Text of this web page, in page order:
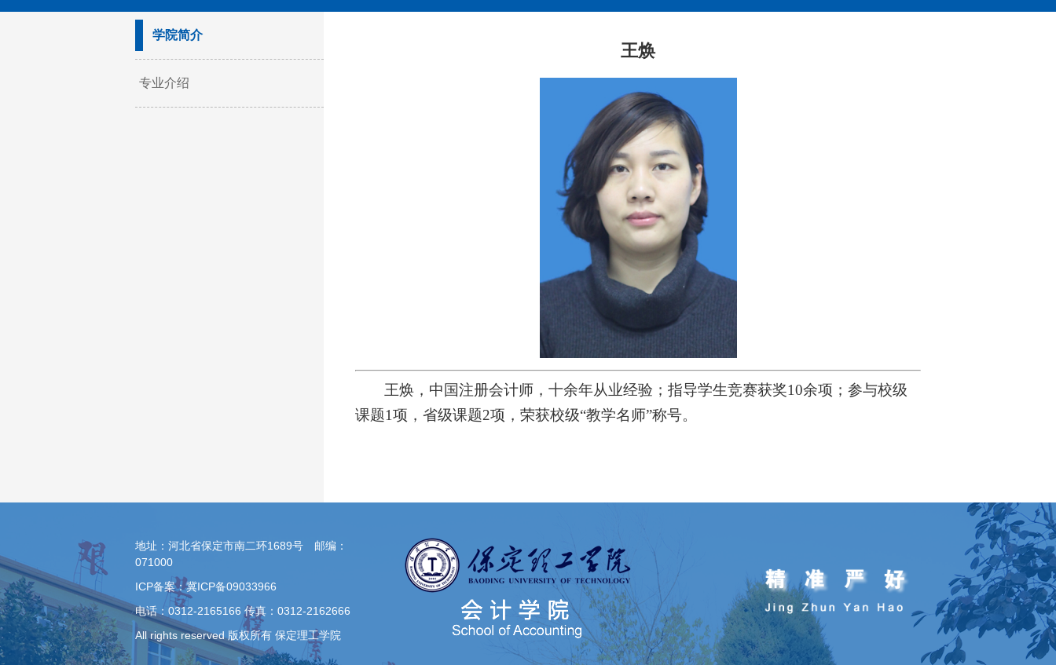
学院简介
专业介绍
王焕
王焕，中国注册会计师，十余年从业经验；指导学生竞赛获奖10余项；参与校级
课题1项，省级课题2项，荣获校级“教学名师”称号。
地址：河北省保定市南二环1689号 邮编：
071000
ICP备案：冀ICP备09033966
电话：0312-2165166 传真：0312-2162666
All rights reserved 版权所有 保定理工学院